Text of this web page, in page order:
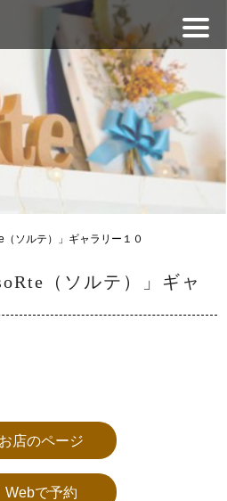
ソルテ）」ギャラリー１０
（ソルテ）」ギャ
お店のページ
Webで予約